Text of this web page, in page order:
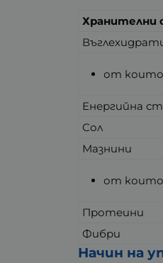
Хранителни
от които
Енергийна
Сол
Мазнини
от които
Протеини
Фибри
Начин на